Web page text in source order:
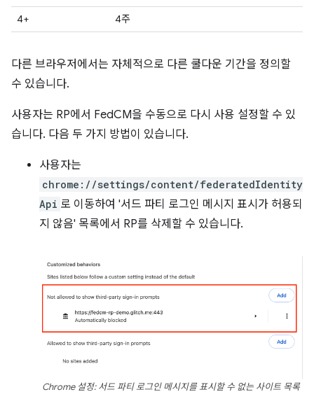
4+
4주
다른 브라우저에서는 자체적으로 다른 쿨다운 기간을 정의할
수 있습니다.
사용자는 RP에서 FedCM을 수동으로 다시 사용 설정할 수 있
습니다. 다음 두 가지 방법이 있습니다.
사용자는
chrome://settings/content/federatedIdentity
Api 로 이동하여 '서드 파티 로그인 메시지 표시가 허용되
지 않음' 목록에서 RP를 삭제할 수 있습니다.
Chrome 설정: 서드 파티 로그인 메시지를 표시할 수 없는 사이트 목록